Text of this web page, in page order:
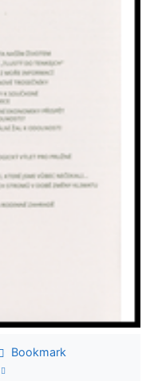
Bookmark